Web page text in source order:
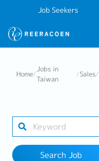
Job Seekers
Work Location
Home/
Jobs in
Taiwan
/Sales/
Search Job